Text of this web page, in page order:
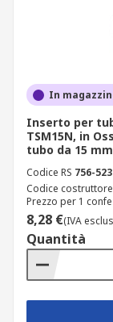
In
Inserto per
TSM15N, in
tubo da 15 mm
Codice RS 756-523
Codice costruttore
Prezzo per 1
8,28 €(IVA
Quantità